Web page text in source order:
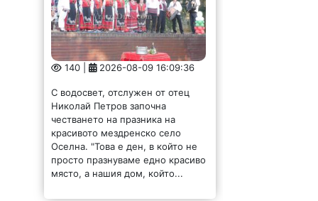
140 | 2026-08-09 16:09:36
С водосвет, отслужен от отец
Николай Петров започна
честването на празника на
красивото мездренско село
Оселна. "Това е ден, в който не
просто празнуваме едно красиво
място, а нашия дом, който...